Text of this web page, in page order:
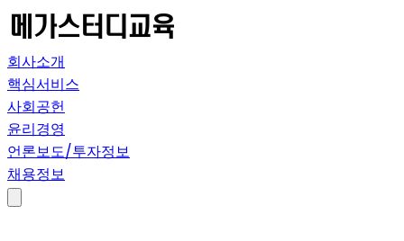
회사소개
핵심서비스
사회공헌
윤리경영
언론보도/투자정보
채용정보